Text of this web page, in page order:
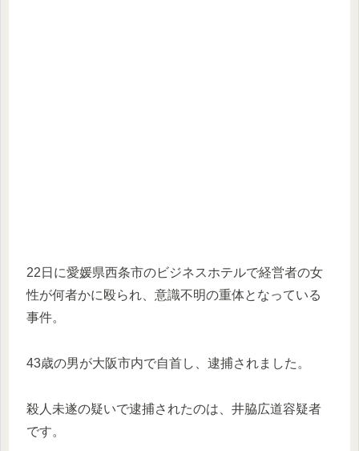
22日に愛媛県西条市のビジネスホテルで経営者の女
性が何者かに殴られ、意識不明の重体となっている
事件。
43歳の男が大阪市内で自首し、逮捕されました。
殺人未遂の疑いで逮捕されたのは、井脇広道容疑者
です。